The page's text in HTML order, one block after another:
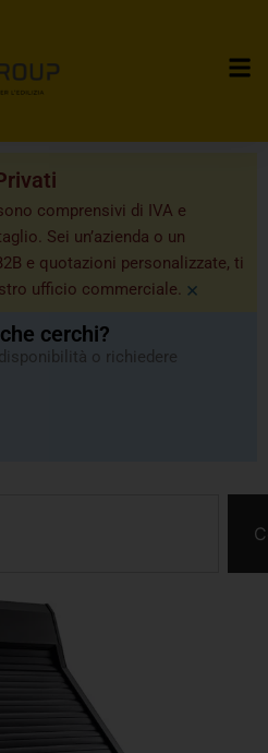
comprensivi di IVA e
Sei un’azienda o un
e quotazioni personalizzate, ti
ufficio commerciale. ×
cerchi?
o richiedere